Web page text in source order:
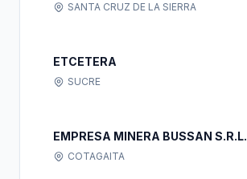
SANTA CRUZ DE LA SIERRA
ETCETERA
SUCRE
EMPRESA MINERA BUSSAN S.R.L.
COTAGAITA